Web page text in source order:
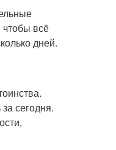
всё
дней.
сегодня.